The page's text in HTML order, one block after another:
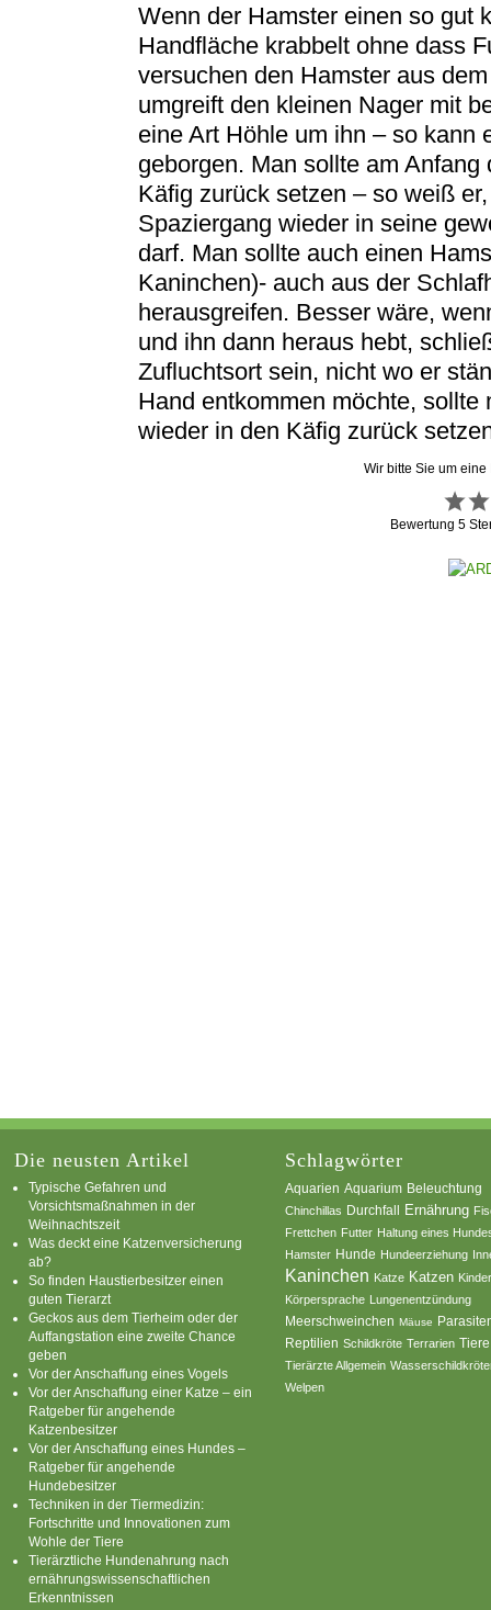
Wenn der Hamster einen so gut
Handfläche krabbelt ohne dass
versuchen den Hamster aus
umgreift den kleinen Nager mit
eine Art Höhle um ihn – so kann
geborgen. Man sollte am
Käfig zurück setzen – so weiß
Spaziergang wieder in seine
darf. Man sollte auch einen
Kaninchen)- auch aus der
herausgreifen. Besser wäre,
und ihn dann heraus hebt,
Zufluchtsort sein, nicht wo er
Hand entkommen möchte,
wieder in den Käfig zurück
Wir bitte Sie um
Bewertung5
Die neusten Artikel
Typische Gefahren und
Vorsichtsmaßnahmen in der
Weihnachtszeit
Was deckt eine Katzenversicherung
ab?
So finden Haustierbesitzer einen
guten Tierarzt
Geckos aus dem Tierheim oder der
Auffangstation eine zweite Chance
geben
Vor der Anschaffung eines Vogels
Vor der Anschaffung einer Katze – ein
Ratgeber für angehende
Katzenbesitzer
Vor der Anschaffung eines Hundes –
Ratgeber für angehende
Hundebesitzer
Techniken in der Tiermedizin:
Fortschritte und Innovationen zum
Wohle der Tiere
Tierärztliche Hundenahrung nach
ernährungswissenschaftlichen
Erkenntnissen
Schlagwörter
Aquarien Aquarium Beleuchtung
Chinchillas Durchfall Ernährung
Frettchen Futter Haltung eines
Hamster Hunde Hundeerziehung
Kaninchen Katze Katzen
Körpersprache Lungenentzündung
Meerschweinchen Mäuse
Reptilien Schildkröte Terrarien Tiere
Tierärzte Allgemein
Welpen